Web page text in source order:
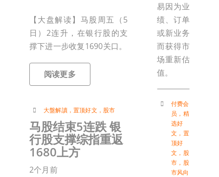
【大盘解读】马股周五（5
日）2连升，在银行股的支
撑下进一步收复1690关口。
阅读更多
大盤解讀， 置顶好文 ， 股市
马股结束5连跌 银
行股支撑综指重返
1680上方
2个月前
易因为业
绩、订单
或新业务
而获得市
场重新估
值。
付费会
员 ， 精
选好
文 ， 置
顶好
文 ， 股
市 ， 股
市风向